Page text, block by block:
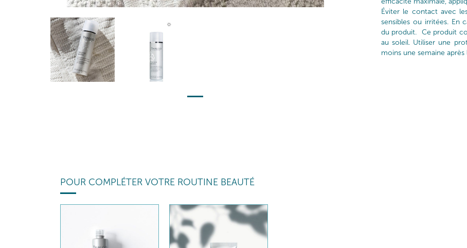
Éviter le contact avec
sensibles ou irritées. En
du produit. Ce produit
au soleil. Utiliser une
moins une semaine
POUR COMPLÉTER VOTRE ROUTINE BEAUTÉ